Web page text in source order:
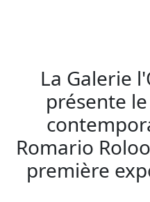
La Galerie
présente
Romario
première